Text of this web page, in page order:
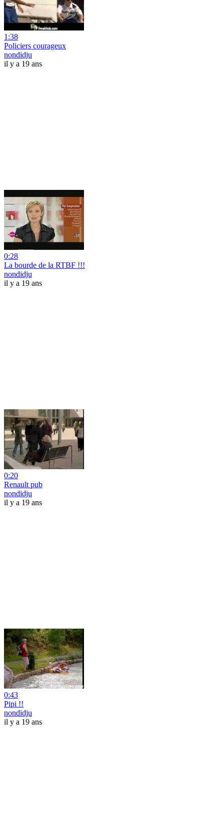
1:38
Policiers courageux
nondidju
il y a 19 ans
0:28
La bourde de la RTBF !!!
nondidju
il y a 19 ans
0:20
Renault pub
nondidju
il y a 19 ans
0:43
Pipi !!
nondidju
il y a 19 ans